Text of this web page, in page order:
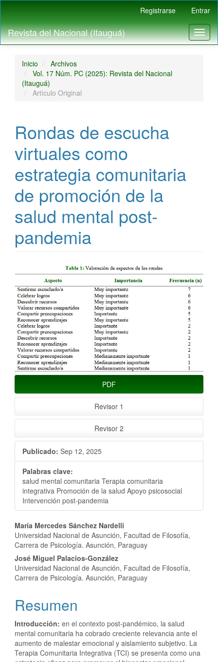
Contenido
principal
Barra
Registrarse Entrar
Revista del Nacional (Itauguá)
Inicio
Archivos
Vol. 17 Núm. PC (2025): Revista del Nacional
(Itauguá)
Artículo Original
Rondas de escucha
virtuales como
estrategia comunitaria
de promoción de la
salud mental post-
pandemia
Barra
lateral
del
artículo
PDF
Revisor 1
Revisor 2
Publicado: Sep 12, 2025
Palabras clave:
salud mental comunitaria Terapia comunitaria
integrativa Promoción de la salud Apoyo psicosocial
Intervención post-pandemia
Contenido
principal
del
artículo
María Mercedes Sánchez Nardelli
Universidad Nacional de Asunción, Facultad de Filosofía,
Carrera de Psicología. Asunción, Paraguay
José Miguel Palacios-González
Universidad Nacional de Asunción, Facultad de Filosofía,
Carrera de Psicología. Asunción, Paraguay
Resumen
Introducción: en el contexto post-pandémico, la salud
mental comunitaria ha cobrado creciente relevancia ante el
aumento de malestar emocional y aislamiento subjetivo. La
Terapia Comunitaria Integrativa (TCI) se presenta como una